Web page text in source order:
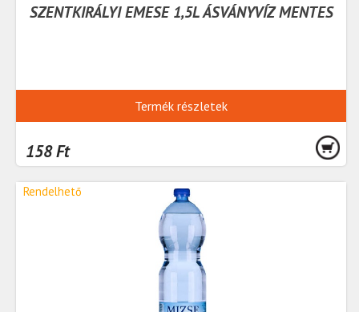
SZENTKIRÁLYI EMESE 1,5L ÁSVÁNYVÍZ MENTES
Termék részletek
158 Ft
Rendelhető